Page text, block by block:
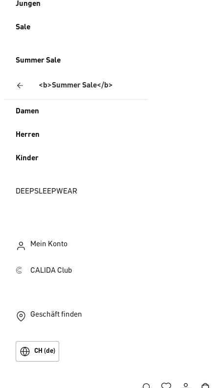
Jungen
Sale
Summer Sale
<b>Summer Sale</b>
Damen
Herren
Kinder
DEEPSLEEPWEAR
Mein Konto
CALIDA Club
Geschäft finden
CH (de)